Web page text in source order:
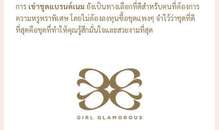
การ เช่าชุดแบรนด์เนม ยังเป็นทางเลือกที่ดีสำหรับคนที่ต้องการ
ความหรูหราพิเศษ โดยไม่ต้องลงทุนซื้อชุดแพงๆ จำไว้ว่าชุดที่ดี
ที่สุดคือชุดที่ทำให้คุณรู้สึกมั่นใจและสวยงามที่สุด